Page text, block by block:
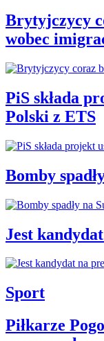
Brytyjczycy
wobec
PiS składa
Polski z ETS
Bomby
Jest
Sport
Piłkarze